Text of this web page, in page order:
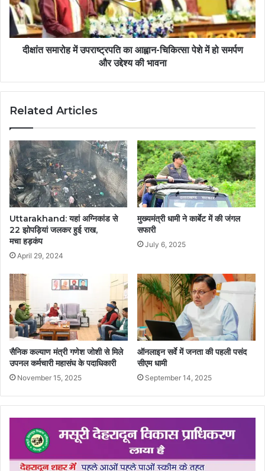
दीक्षांत समारोह में उपराष्ट्रपति का आह्वान-चिकित्सा पेशे में हो समर्पण
और उद्देश्य की भावना
Related Articles
Uttarakhand: यहां अग्निकांड से
22 झोपड़ियां जलकर हुई राख,
मचा हड़कंप
April 29, 2024
मुख्यमंत्री धामी ने कार्बेट में की जंगल
सफारी
July 6, 2025
सैनिक कल्याण मंत्री गणेश जोशी से मिले
उपनल कर्मचारी महासंघ के पदाधिकारी
November 15, 2025
ऑनलाइन सर्वे में जनता की पहली पसंद
सीएम धामी
September 14, 2025